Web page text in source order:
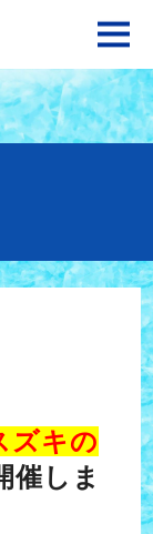
ズキの
催しま